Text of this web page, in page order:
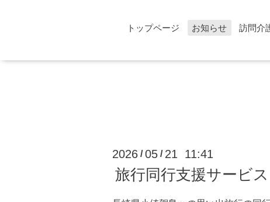
トップページ お知らせ 訪問介
2026 /05 / 21 11:41
旅行同行支援サービ